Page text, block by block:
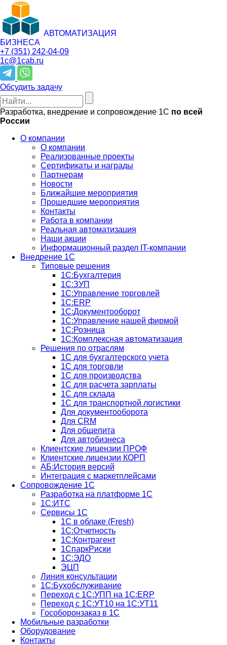
АВТОМАТИЗАЦИЯ
БИЗНЕСА
+7 (351) 242-04-09
1c@1cab.ru
Обсудить задачу
Разработка, внедрение и сопровождение 1С по всей
России
О компании
О компании
Реализованные проекты
Сертификаты и награды
Партнерам
Новости
Ближайшие мероприятия
Прошедшие мероприятия
Контакты
Работа в компании
Реальная автоматизация
Наши акции
Информационный раздел IT-компании
Внедрение 1С
Типовые решения
1С:Бухгалтерия
1С:ЗУП
1С:Управление торговлей
1С:ERP
1C:Документооборот
1С:Управление нашей фирмой
1С:Розница
1С:Комплексная автоматизация
Решения по отраслям
1С для бухгалтерского учета
1С для торговли
1С для производства
1C для расчета зарплаты
1С для склада
1С для транспортной логистики
Для документооборота
Для CRM
Для общепита
Для автобизнеса
Клиентские лицензии ПРОФ
Клиентские лицензии КОРП
АБ:История версий
Интеграция с маркетплейсами
Сопровождение 1С
Разработка на платформе 1С
1С:ИТС
Сервисы 1С
1С в облаке (Fresh)
1С:Отчетность
1С:Контрагент
1СпаркРиски
1С:ЭДО
ЭЦП
Линия консультации
1С:Бухобслуживание
Переход с 1С:УПП на 1С:ERP
Переход с 1С:УТ10 на 1С:УТ11
Гособоронзаказ в 1С
Мобильные разработки
Оборудование
Контакты